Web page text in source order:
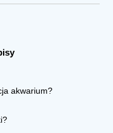
akwarium?